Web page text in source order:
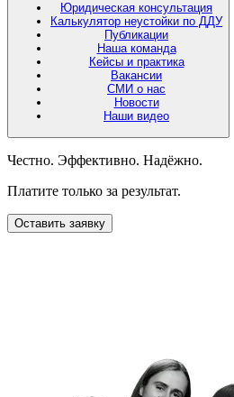
Юридическая консультация
Калькулятор неустойки по ДДУ
Публикации
Наша команда
Кейсы и практика
Вакансии
СМИ о нас
Новости
Наши видео
Честно. Эффективно. Надёжно.
Платите только за результат.
Оставить заявку